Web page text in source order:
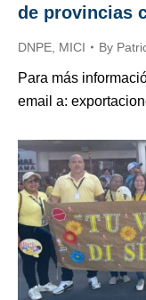
de provincias
DNPE MICI By
Para más
email a: